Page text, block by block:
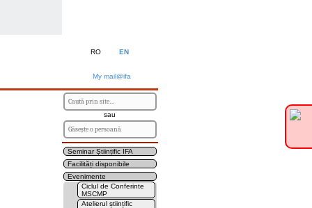
RO EN
My mail@ifa
sau
Seminar Științific IFA
Facilități disponibile
Evenimente
Ciclul de Conferinte
MSCMP
Atelierul științific